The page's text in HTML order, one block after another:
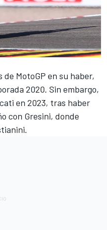
de MotoGP en su haber,
2020. Sin embargo,
en 2023, tras haber
con Gresini, donde
.